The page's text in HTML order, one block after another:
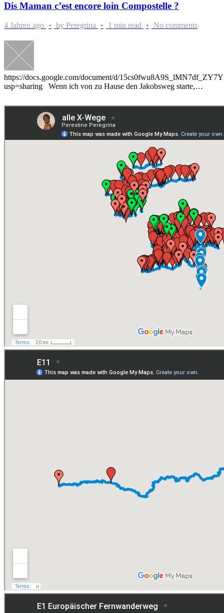
Dis Maman c’est encore loin Compostelle ?
4 Jahren ago by Peregrina 1 min read No comments
https://docs.google.com/document/d/
usp=sharing Wenn ich von zu Hause den Jakobsweg starte,…